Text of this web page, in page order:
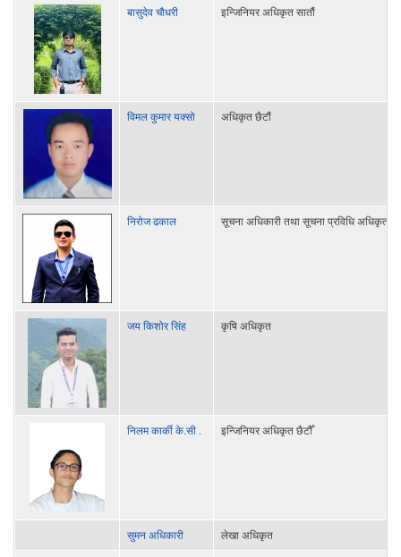
बासुदेव चौधरी इन्जिनियर अधिकृत सातौं
विमल कुमार यक्सो अधिकृत छैटौं
निरोज ढकाल सूचना अधिकारी तथा सूचना प्रविधि अधिकृत
जय किशोर सिंह कृषि अधिकृत
निलम कार्की के.सी . इन्जिनियर अधिकृत छैटौँ
सुमन अधिकारी लेखा अधिकृत